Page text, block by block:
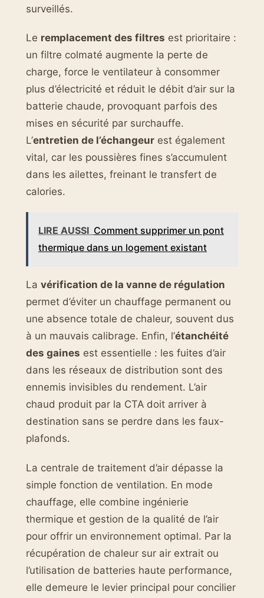
surveillés.
Le remplacement des filtres est prioritaire :
un filtre colmaté augmente la perte de
charge, force le ventilateur à consommer
plus d’électricité et réduit le débit d’air sur la
batterie chaude, provoquant parfois des
mises en sécurité par surchauffe.
L’entretien de l’échangeur est également
vital, car les poussières fines s’accumulent
dans les ailettes, freinant le transfert de
calories.
LIRE AUSSI Comment supprimer un pont
thermique dans un logement existant
La vérification de la vanne de régulation
permet d’éviter un chauffage permanent ou
une absence totale de chaleur, souvent dus
à un mauvais calibrage. Enfin, l’étanchéité
des gaines est essentielle : les fuites d’air
dans les réseaux de distribution sont des
ennemis invisibles du rendement. L’air
chaud produit par la CTA doit arriver à
destination sans se perdre dans les faux-
plafonds.
La centrale de traitement d’air dépasse la
simple fonction de ventilation. En mode
chauffage, elle combine ingénierie
thermique et gestion de la qualité de l’air
pour offrir un environnement optimal. Par la
récupération de chaleur sur air extrait ou
l’utilisation de batteries haute performance,
elle demeure le levier principal pour concilier